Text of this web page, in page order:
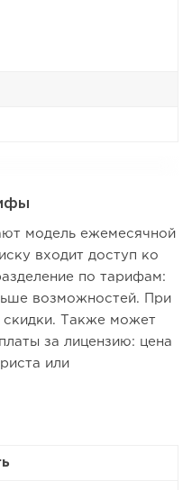
модель ежемесячной
входит доступ ко
по тарифам:
возможностей. При
скидки. Также может
за лицензию: цена
или